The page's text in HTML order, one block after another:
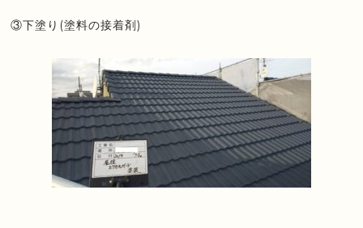
③下塗り(塗料の接着剤)